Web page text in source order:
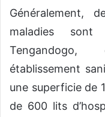
Généralement,
maladies
établissement
une superficie de
de 600 lits